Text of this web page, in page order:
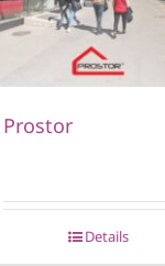
Prostor
Details